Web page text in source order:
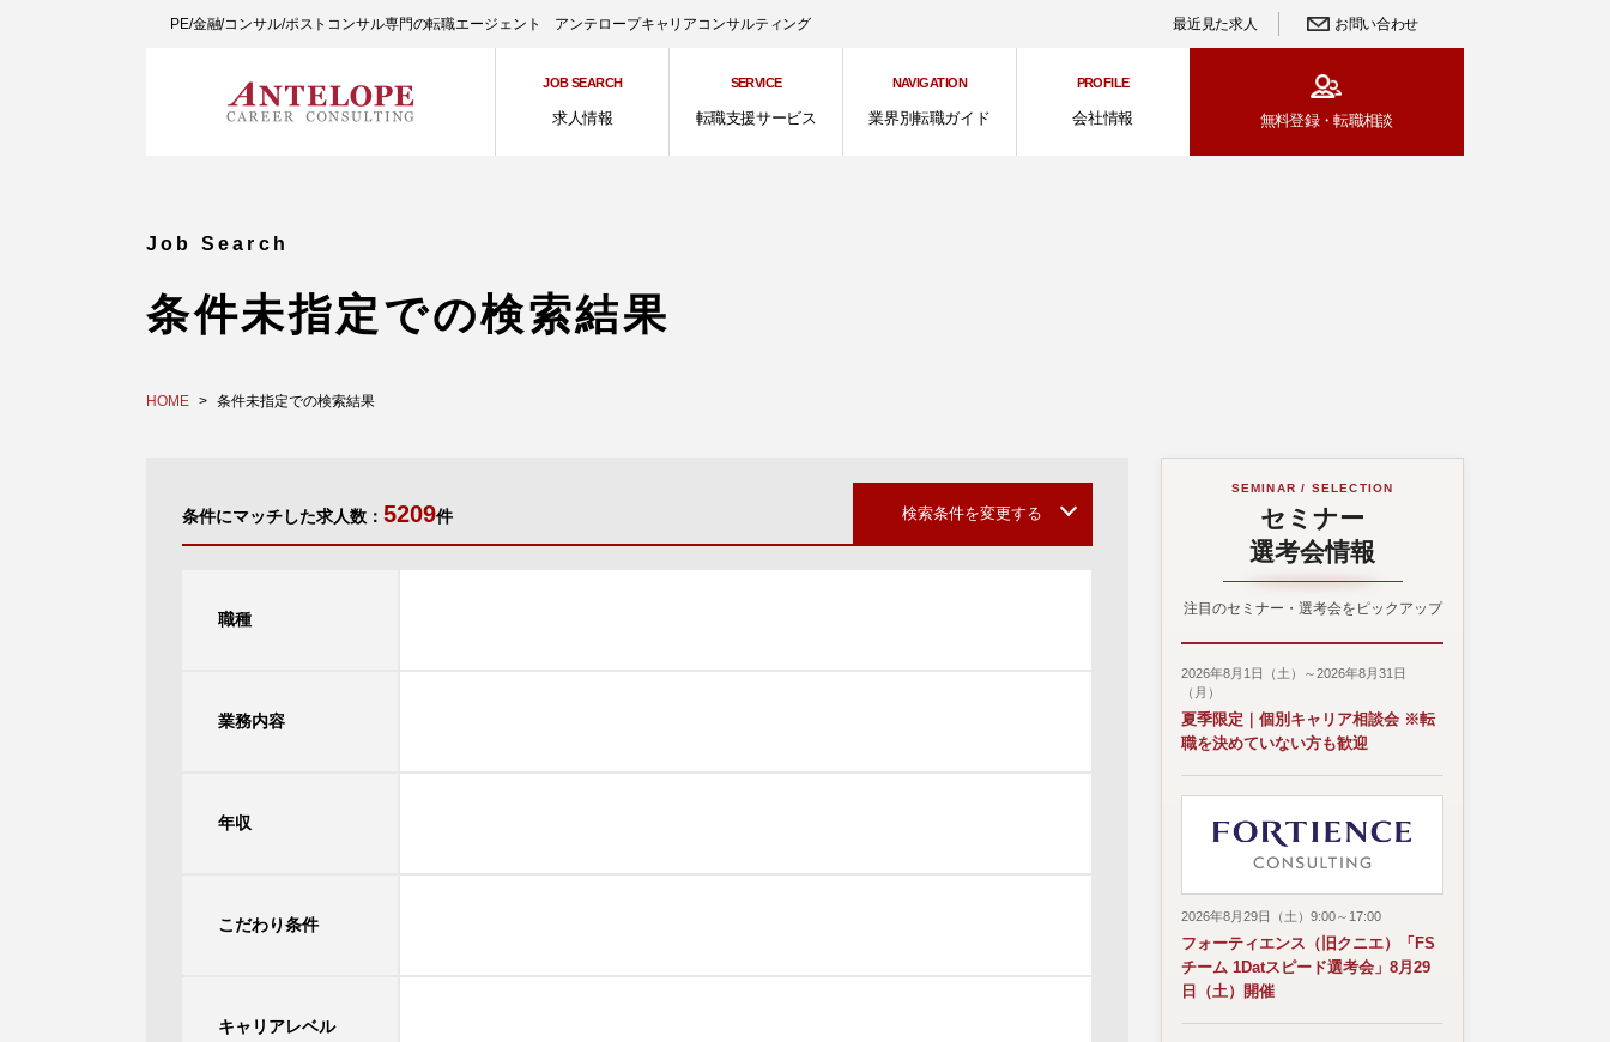
PE/金融/コンサル/ポストコンサル専門の転職エージェント アンテロープキャリアコンサルティング 最近見た求人 お問い合わせ
JOB SEARCH
求人情報
SERVICE
転職支援サービス
NAVIGATION
業界別転職ガイド
PROFILE
会社情報 無料登録・転職相談
Job Search
条件未指定での検索結果
HOME 条件未指定での検索結果
条件にマッチした求人数： 5209件 検索条件を変更する
職種
業務内容
年収
こだわり条件
キャリアレベル
SEMINAR / SELECTION
セミナー
選考会情報
注目のセミナー・選考会をピックアップ
2026年8月1日（土）～2026年8月31日
（月）
夏季限定｜個別キャリア相談会 ※転
職を決めていない方も歓迎
2026年8月29日（土）9:00～17:00
フォーティエンス（旧クニエ）「FS
チーム 1Datスピード選考会」8月29
日（土）開催